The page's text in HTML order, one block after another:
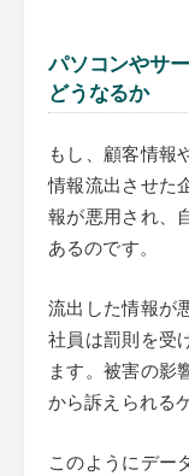
パソコンやサ
どうなるか
もし、顧客情報
情報流出させた
報が悪用され、
あるのです。
流出した情報が
社員は罰則を受
ます。被害の影
から訴えられる
このようにデー